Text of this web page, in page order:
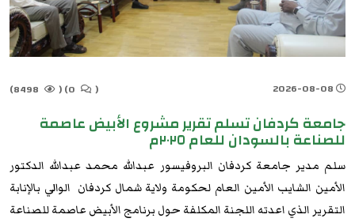
(
(
جامعة كردفان تسلم تقرير مشروع الأبيض عاصمة
للصناعة بالسودان للعام ٢٠٢٥م
سلم مدير جامعة كردفان البروفيسور عبدالله محمد عبدالله الدكتور
الأمين الشايب الأمين العام لحكومة ولاية شمال كردفان الوالي بالإنابة
التقرير الذي اعدته اللجنة المكلفة حول برنامج الأبيض عاصمة للصناعة